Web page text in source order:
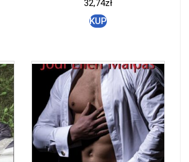
32,74zł
KUP